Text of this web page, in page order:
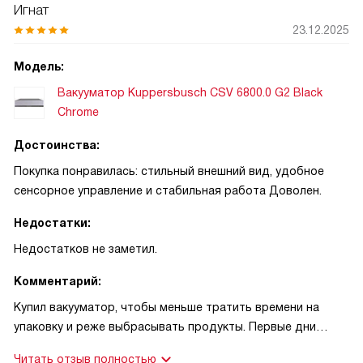
Игнат
23.12.2025
Модель:
Вакууматор Kuppersbusch CSV 6800.0 G2 Black
Chrome
Достоинства:
Покупка понравилась: стильный внешний вид, удобное
сенсорное управление и стабильная работа Доволен.
Недостатки:
Недостатков не заметил.
Комментарий:
Купил вакууматор, чтобы меньше тратить времени на
упаковку и реже выбрасывать продукты. Первые дни
Читать отзыв полностью